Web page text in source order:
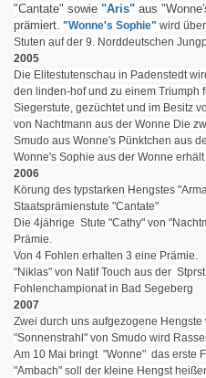
"Cantate" sowie "Aris" aus
prämiert. "Wonne's Sophie" wird
Stuten auf der 9. Norddeutschen
2005
Die Elitestutenschau in Padenstedt
den linden-hof und zu einem Triumph
Siegerstute, gezüchtet und im Besitz
von Nachtmann aus der Wonne Die
Smudo aus Wonne's Pünktchen aus
Wonne's Sophie aus der Wonne
2006
Körung des typstarken Hengstes
Staatsprämienstute "Cantate"
Die 4jährige Stute "Cathy" von
Prämie.
Von 4 Fohlen erhalten 3 eine Prämie.
"Niklas" von Natif Touch aus der
Fohlenchampionat in Bad Segeberg
2007
Zwei durch uns aufgezogene
"Sonnenstrahl" von Smudo wird
Am 10 Mai bringt "Wonne" das erste
"Ambach" soll der kleine Hengst